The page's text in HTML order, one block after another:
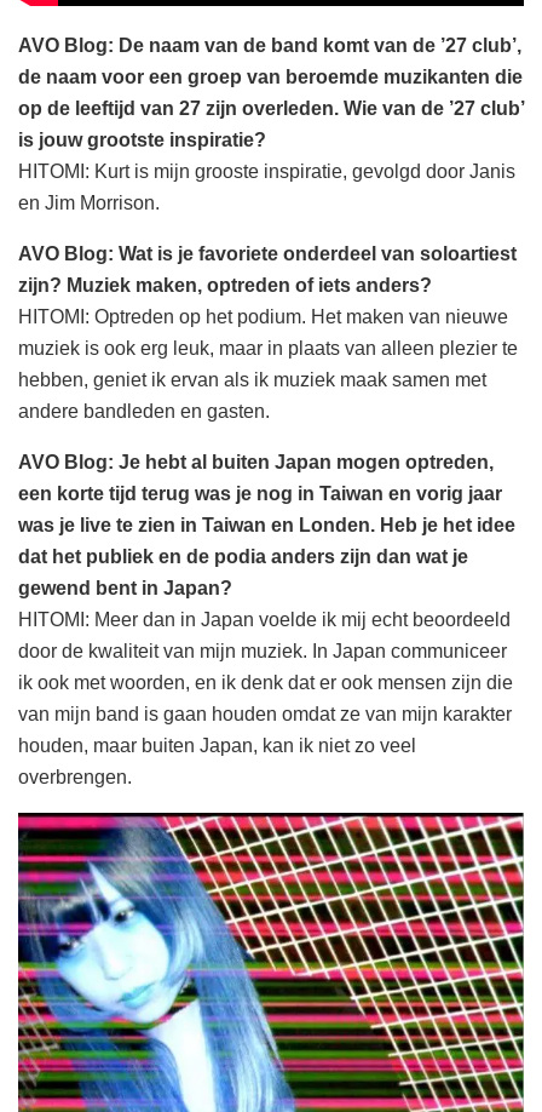
AVO Blog: De naam van de band komt van de ’27 club’,
de naam voor een groep van beroemde muzikanten die
op de leeftijd van 27 zijn overleden. Wie van de ’27 club’
is jouw grootste inspiratie?
HITOMI: Kurt is mijn grooste inspiratie, gevolgd door Janis
en Jim Morrison.
AVO Blog: Wat is je favoriete onderdeel van soloartiest
zijn? Muziek maken, optreden of iets anders?
HITOMI: Optreden op het podium. Het maken van nieuwe
muziek is ook erg leuk, maar in plaats van alleen plezier te
hebben, geniet ik ervan als ik muziek maak samen met
andere bandleden en gasten.
AVO Blog: Je hebt al buiten Japan mogen optreden,
een korte tijd terug was je nog in Taiwan en vorig jaar
was je live te zien in Taiwan en Londen. Heb je het idee
dat het publiek en de podia anders zijn dan wat je
gewend bent in Japan?
HITOMI: Meer dan in Japan voelde ik mij echt beoordeeld
door de kwaliteit van mijn muziek. In Japan communiceer
ik ook met woorden, en ik denk dat er ook mensen zijn die
van mijn band is gaan houden omdat ze van mijn karakter
houden, maar buiten Japan, kan ik niet zo veel
overbrengen.